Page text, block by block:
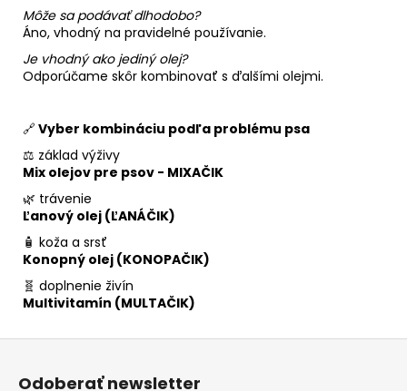
Môže sa podávať dlhodobo?
Áno, vhodný na pravidelné používanie.
Je vhodný ako jediný olej?
Odporúčame skôr kombinovať s ďalšími olejmi.
🔗Vyber kombináciu podľa problému psa
⚖ základ výživy
Mix olejov pre psov - MIXAČIK
🌿 trávenie
Ľanový olej (ĽANÁČIK)
🧴 koža a srsť
Konopný olej (KONOPAČIK)
🧬 doplnenie živín
Multivitamín (MULTAČIK)
Odoberať newsletter